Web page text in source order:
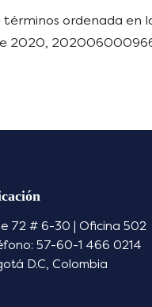
términos ordenada
72 # 6-30 | Oficina 502
57-60-1 466 0214
D.C, Colombia